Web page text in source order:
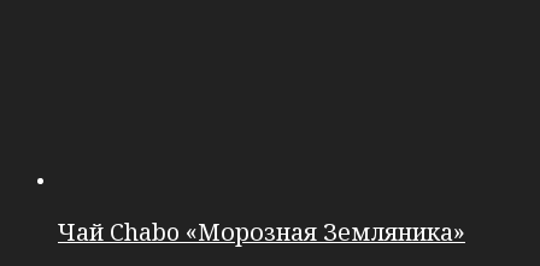
Чай Chabo «Морозная Земляника»